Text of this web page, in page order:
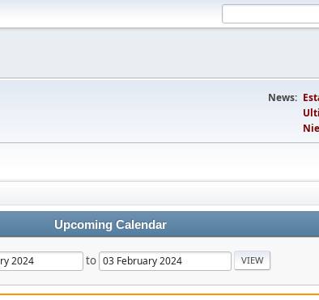
News:
Upcoming Calendar
to